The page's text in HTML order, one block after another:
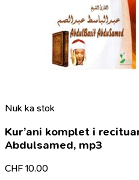
Nuk ka stok
Kur’ani komplet i
Abdulsamed, mp3
CHF 10.00